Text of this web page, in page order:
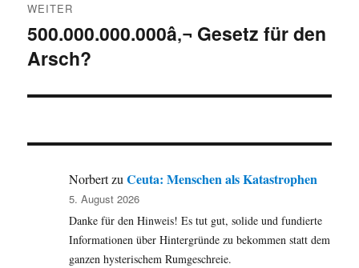
WEITER
Nächster
Beitrag:
500.000.000.000â‚¬ Gesetz für den
Arsch?
NorbertzuCeuta: Menschen als Katastrophen
5. August 2026
Danke für den Hinweis! Es tut gut, solide und fundierte
Informationen über Hintergründe zu bekommen statt dem
ganzen hysterischem Rumgeschreie.